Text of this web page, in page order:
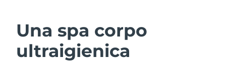
Una spa corpo
ultraigienica
Detersione viso Lifting viso
Bahrein Consegna stimata